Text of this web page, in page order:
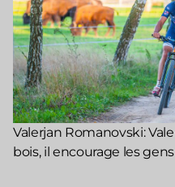
Valerjan Romanovski:
bois, il encourage les